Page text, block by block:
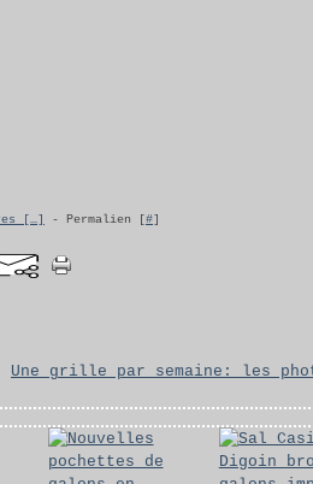
[…] - Permalien [#]